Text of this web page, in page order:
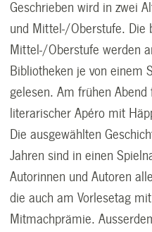
Geschrieben wird in zwei
und Mittel-/Oberstufe. Die
Mittel-/Oberstufe werden
Bibliotheken je von einem
gelesen. Am frühen
literarischer Apéro mit
Die ausgewählten
Jahren sind in einen
Autorinnen und Autoren
die auch am Vorlesetag
Mitmachprämie.